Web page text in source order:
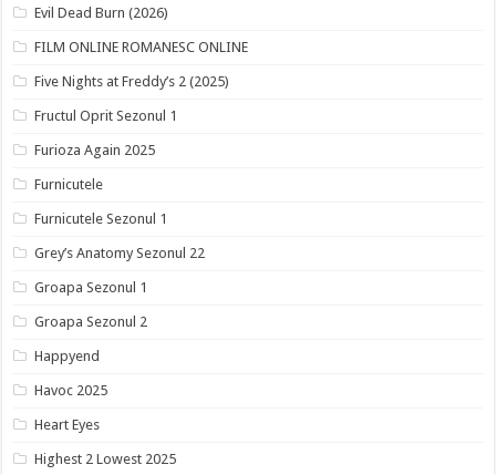
Evil Dead Burn (2026)
FILM ONLINE ROMANESC ONLINE
Five Nights at Freddy’s 2 (2025)
Fructul Oprit Sezonul 1
Furioza Again 2025
Furnicutele
Furnicutele Sezonul 1
Grey’s Anatomy Sezonul 22
Groapa Sezonul 1
Groapa Sezonul 2
Happyend
Havoc 2025
Heart Eyes
Highest 2 Lowest 2025